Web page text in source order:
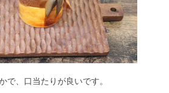
で、口当たりが良いです。